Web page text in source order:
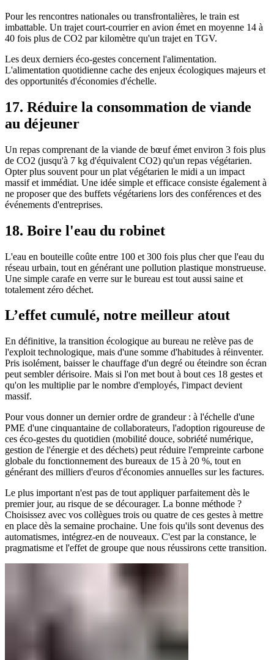
Pour les rencontres nationales ou transfrontalières, le train est
imbattable. Un trajet court-courrier en avion émet en moyenne 14 à
40 fois plus de CO2 par kilomètre qu'un trajet en TGV.
Les deux derniers éco-gestes concernent l'alimentation.
L'alimentation quotidienne cache des enjeux écologiques majeurs et
des opportunités d'économies d'échelle.
17. Réduire la consommation de viande
au déjeuner
Un repas comprenant de la viande de bœuf émet environ 3 fois plus
de CO2 (jusqu'à 7 kg d'équivalent CO2) qu'un repas végétarien.
Opter plus souvent pour un plat végétarien le midi a un impact
massif et immédiat. Une idée simple et efficace consiste également à
ne proposer que des buffets végétariens lors des conférences et des
événements d'entreprises.
18. Boire l'eau du robinet
L'eau en bouteille coûte entre 100 et 300 fois plus cher que l'eau du
réseau urbain, tout en générant une pollution plastique monstrueuse.
Une simple carafe en verre sur le bureau est tout aussi saine et
totalement zéro déchet.
L’effet cumulé, notre meilleur atout
En définitive, la transition écologique au bureau ne relève pas de
l'exploit technologique, mais d'une somme d'habitudes à réinventer.
Pris isolément, baisser le chauffage d'un degré ou éteindre son écran
peut sembler dérisoire. Mais si l'on met bout à bout ces 18 gestes et
qu'on les multiplie par le nombre d'employés, l'impact devient
massif.
Pour vous donner un dernier ordre de grandeur : à l'échelle d'une
PME d'une cinquantaine de collaborateurs, l'adoption rigoureuse de
ces éco-gestes du quotidien (mobilité douce, sobriété numérique,
gestion de l'énergie et des déchets) peut réduire l'empreinte carbone
globale du fonctionnement des bureaux de 15 à 20 %, tout en
générant des milliers d'euros d'économies annuelles sur les factures.
Le plus important n'est pas de tout appliquer parfaitement dès le
premier jour, au risque de se décourager. La bonne méthode ?
Choisissez avec vos collègues trois ou quatre de ces gestes à mettre
en place dès la semaine prochaine. Une fois qu'ils sont devenus des
automatismes, intégrez-en de nouveaux. C'est par la constance, le
pragmatisme et l'effet de groupe que nous réussirons cette transition.